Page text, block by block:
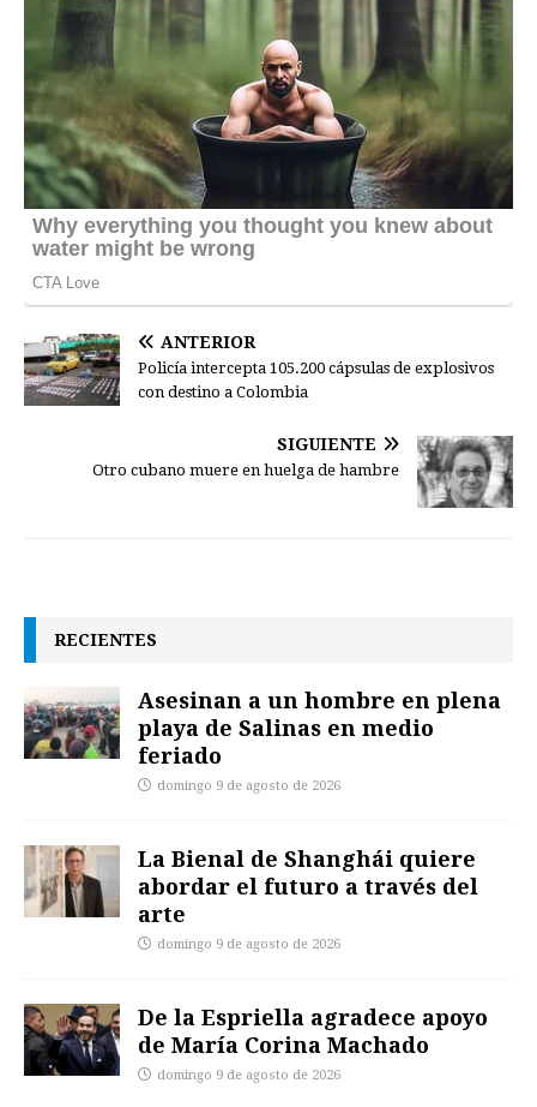
ANTERIOR
Policía intercepta 105.200 cápsulas de explosivos
con destino a Colombia
SIGUIENTE
Otro cubano muere en huelga de hambre
RECIENTES
Asesinan a un hombre en plena
playa de Salinas en medio
feriado
domingo 9 de agosto de 2026
La Bienal de Shanghái quiere
abordar el futuro a través del
arte
domingo 9 de agosto de 2026
De la Espriella agradece apoyo
de María Corina Machado
domingo 9 de agosto de 2026